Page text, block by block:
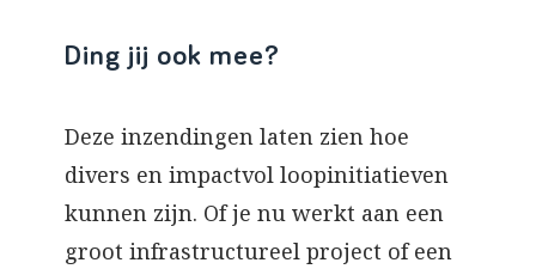
Ding jij ook mee?
Deze inzendingen laten zien hoe
divers en impactvol loopinitiatieven
kunnen zijn. Of je nu werkt aan een
groot infrastructureel project of een